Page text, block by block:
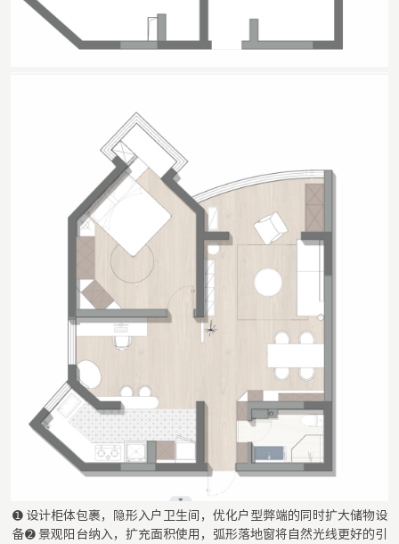
➊ 设计柜体包裹，隐形入户卫生间，优化户型弊端的同时扩大储物设
备➋ 景观阳台纳入，扩充面积使用，弧形落地窗将自然光线更好的引